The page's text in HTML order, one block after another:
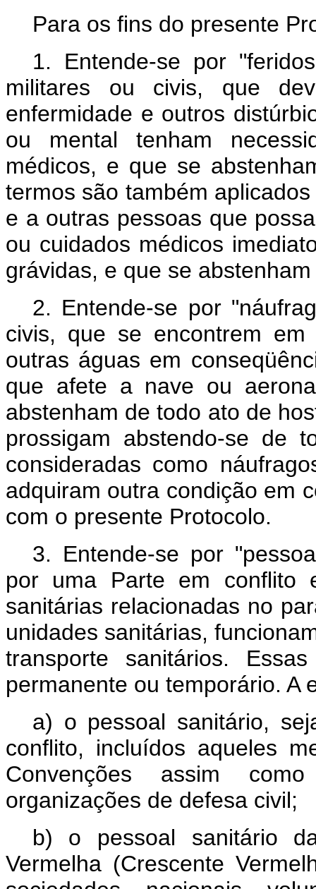
Para os fins do presente
1. Entende-se por
militares ou civis, que
enfermidade e outros
ou mental tenham
médicos, e que se
termos são também
e a outras pessoas que
ou cuidados médicos
grávidas, e que se
2. Entende-se por
civis, que se encontrem
outras águas em
que afete a nave ou
abstenham de todo ato de
prossigam abstendo-se de
consideradas como
adquiram outra condição em
com o presente Protocolo.
3. Entende-se por
por uma Parte em conflito
sanitárias relacionadas no
unidades sanitárias,
transporte sanitários.
permanente ou temporário. A
a) o pessoal sanitário,
conflito, incluídos aqueles
Convenções assim
organizações de defesa civil;
b) o pessoal sanitário
Vermelha (Crescente